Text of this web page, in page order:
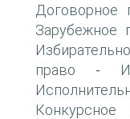
Договорное
Зарубежное
право -
Конкурсное